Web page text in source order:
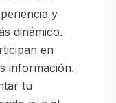
y
dinámico.
en
información.
tu